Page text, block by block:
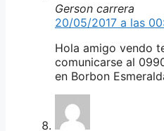
Gerson carrera
20/05/2017 a las
Hola amigo vendo
comunicarse al
en Borbon